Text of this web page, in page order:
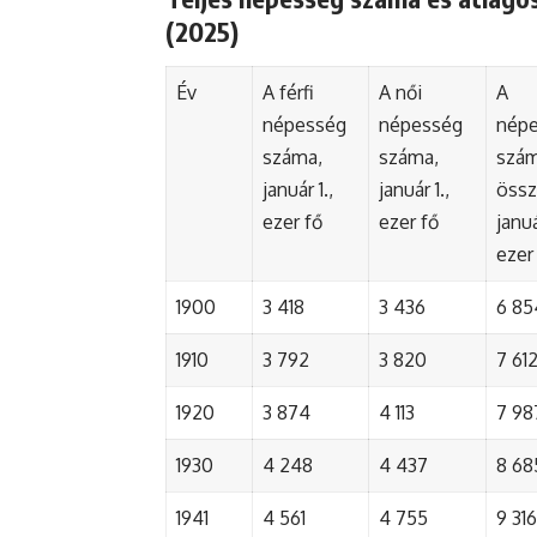
(2025)
Év
A férfi
népesség
száma,
január 1.,
ezer fő
A női
népesség
száma,
január 1.,
ezer fő
A
1900 3 418 3 436 6
1910 3 792 3 820 7 612
1920 3 874 4 113 7
1930 4 248 4 437 8
1941 4 561 4 755 9 316